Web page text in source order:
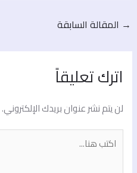
→ المقالة السابقة
اترك تعليقاً
لن يتم نشر عنوان بريدك الإلكتروني.
اكتب
هنا...